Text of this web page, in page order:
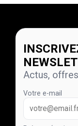
Actus,
Votre e-mail